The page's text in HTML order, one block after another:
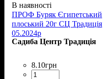
В наявності
ПРОФ Буряк Єгипетський
плоський 20г СЦ Традиція
05.2024р
Садиба Центр Традиція
8.10грн